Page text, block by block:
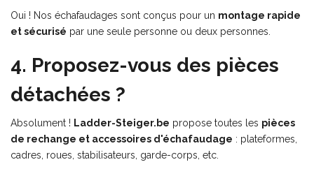
Oui ! Nos échafaudages sont conçus pour un montage rapide
et sécurisé par une seule personne ou deux personnes.
4. Proposez-vous des pièces
détachées ?
Absolument ! Ladder-Steiger.be propose toutes les pièces
de rechange et accessoires d'échafaudage : plateformes,
cadres, roues, stabilisateurs, garde-corps, etc.